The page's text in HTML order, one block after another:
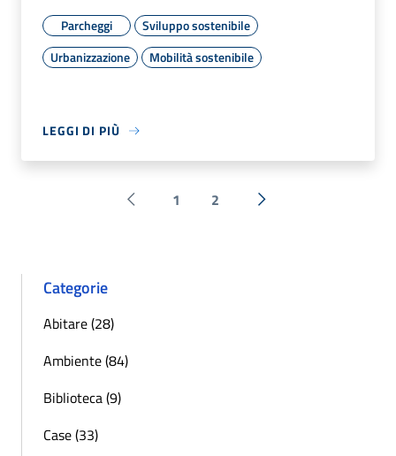
Parcheggi
Sviluppo sostenibile
Urbanizzazione
Mobilità sostenibile
LEGGI DI PIÙ
Pagina precedente
1 2 Successiva »
Categorie
Abitare (28)
Ambiente (84)
Biblioteca (9)
Case (33)